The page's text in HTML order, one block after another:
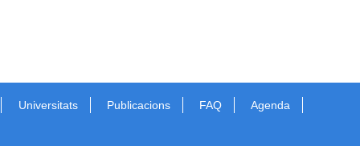
Universitats Publicacions FAQ Agenda